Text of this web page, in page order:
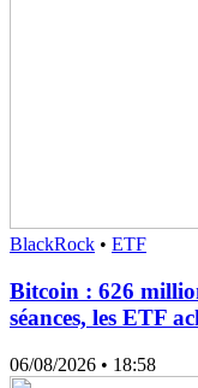
BlackRock • ETF
Bitcoin : 626
séances, les ETF
06/08/2026 • 18:58